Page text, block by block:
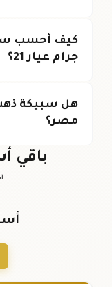
جرام عيار 21؟
مصر؟
باقي